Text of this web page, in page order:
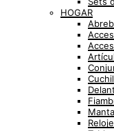
HOGAR